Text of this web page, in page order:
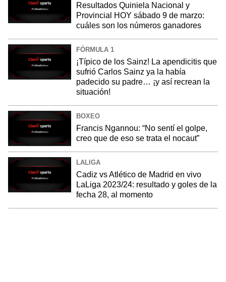
Resultados Quiniela Nacional y
Provincial HOY sábado 9 de marzo:
cuáles son los números ganadores
FÓRMULA 1
¡Típico de los Sainz! La apendicitis que
sufrió Carlos Sainz ya la había
padecido su padre… ¡y así recrean la
situación!
BOXEO
Francis Ngannou: “No sentí el golpe,
creo que de eso se trata el nocaut”
LALIGA
Cadiz vs Atlético de Madrid en vivo
LaLiga 2023/24: resultado y goles de la
fecha 28, al momento